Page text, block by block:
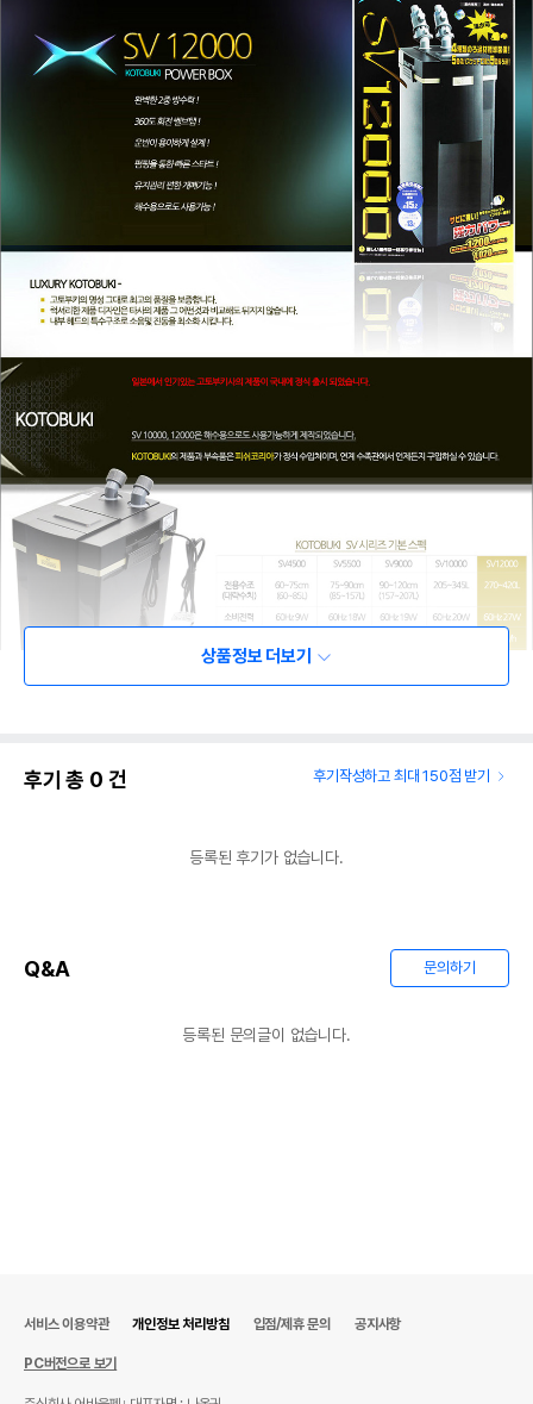
상품정보 더보기
후기 총 0 건 후기작성하고 최대 150점 받기
등록된 후기가 없습니다.
Q&A 문의하기
등록된 문의글이 없습니다.
서비스 이용약관 개인정보 처리방침 입점/제휴 문의 공지사항
PC버전으로 보기